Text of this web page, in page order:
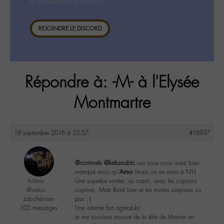
REJOINDRE LE DISCORD
Répondre à: -M- à l'Elysée
Montmartre
18 septembre 2016 à 23:57 #16937
Valerie
@valou
Labohémien
505 messages
@corinneb @kelianabtc oui vous nous avez bien
manqué ainsi qu’Armo (mais on se verra à NY)
Une superbe soirée, au crash, avec les copains
copines, Matt Brad Law et les invites surprises ou
pas ;-)
Une attente fort agréable!
je me souviens encore de la tête de Marine en